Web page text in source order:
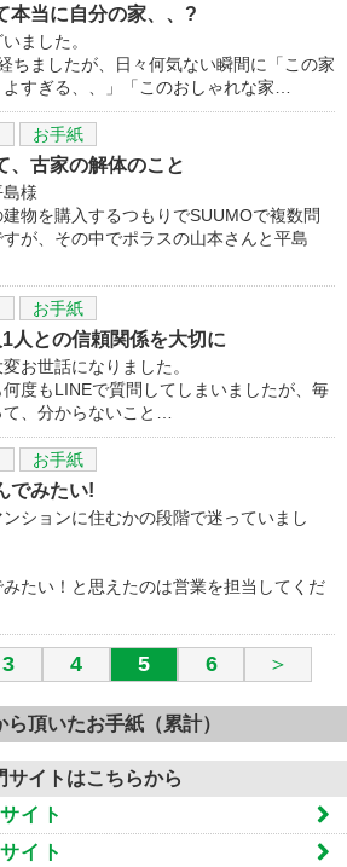
本当に自分の家、、?
ました。
ちましたが、日々何気ない瞬間に「この家
すぎる、、」「このおしゃれな家…
お手紙
、古家の解体のこと
様
物を購入するつもりでSUUMOで複数問
が、その中でポラスの山本さんと平島
お手紙
人との信頼関係を大切に
お世話になりました。
度もLINEで質問してしまいましたが、毎
、分からないこと…
お手紙
でみたい!
ションに住むかの段階で迷っていまし
たい！と思えたのは営業を担当してくだ
3 4 5 6 ＞
ら頂いたお手紙（累計）
サイトはこちらから
イト
イト